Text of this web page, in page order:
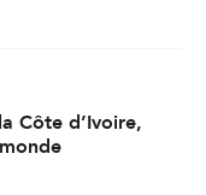
Côte d’Ivoire,